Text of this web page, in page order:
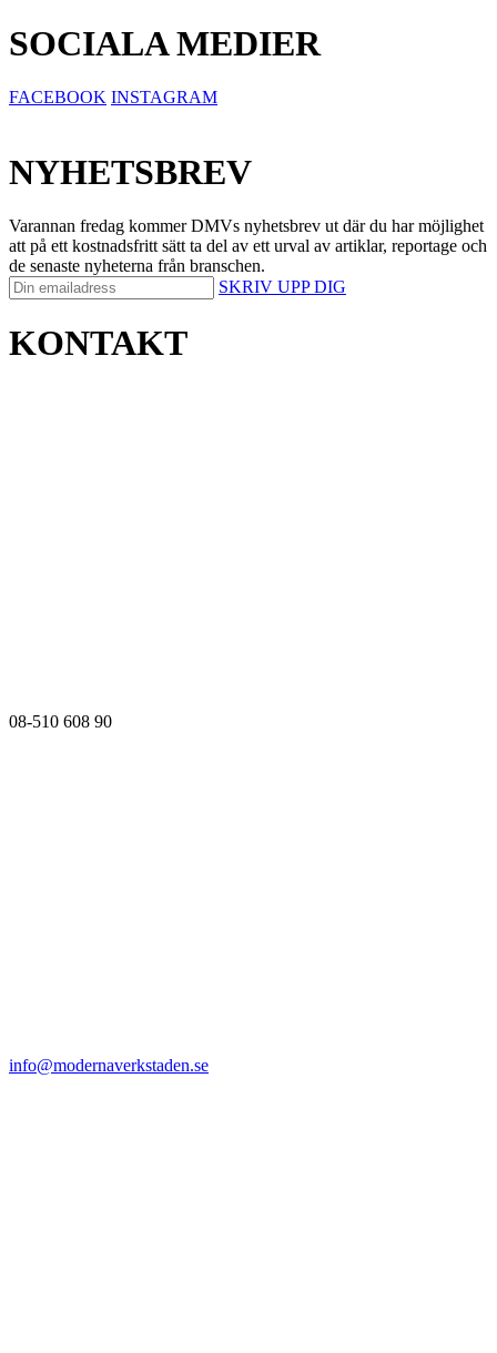
SOCIALA MEDIER
FACEBOOK INSTAGRAM
NYHETSBREV
Varannan fredag kommer DMVs nyhetsbrev ut där du har möjlighet
att på ett kostnadsfritt sätt ta del av ett urval av artiklar, reportage och
de senaste nyheterna från branschen.
SKRIV UPP DIG
KONTAKT
08-510 608 90
info@modernaverkstaden.se